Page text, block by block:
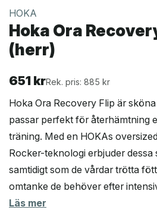
HOKA
Hoka Ora
(herr)
651 krRek. pris: 885 kr
Hoka Ora Recovery Flip är
passar perfekt för återhämtning
träning. Med en HOKAs
Rocker-teknologi erbjuder
samtidigt som de vårdar trötta
omtanke de behöver efter
Läs mer